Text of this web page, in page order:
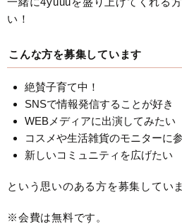
い！
こんな方を募集しています
絶賛子育て中！
SNSで情報発信することが好き
WEBメディアに出演してみたい
コスメや生活雑貨のモニターに
新しいコミュニティを広げたい
という思いのある方を募集していま
※会費は無料です。